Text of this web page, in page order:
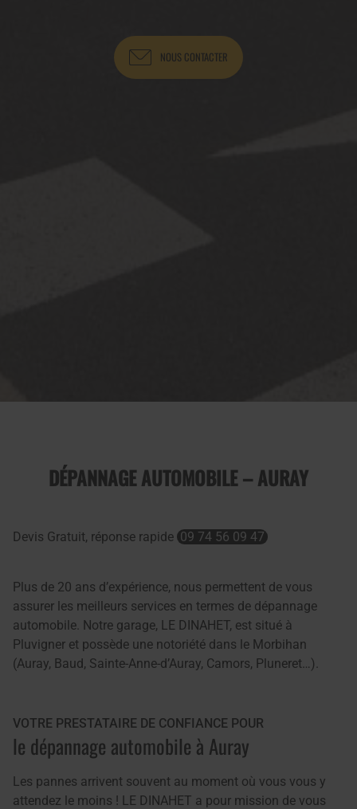
NOUS CONTACTER
DÉPANNAGE AUTOMOBILE – AURAY
Devis Gratuit, réponse rapide 09 74 56 09 47
Plus de 20 ans d’expérience, nous permettent de vous
assurer les meilleurs services en termes de dépannage
automobile. Notre garage, LE DINAHET, est situé à
Pluvigner et possède une notoriété dans le Morbihan
(Auray, Baud, Sainte-Anne-d’Auray, Camors, Pluneret…).
VOTRE PRESTATAIRE DE CONFIANCE POUR
le dépannage automobile à Auray
Les pannes arrivent souvent au moment où vous vous y
attendez le moins ! LE DINAHET a pour mission de vous